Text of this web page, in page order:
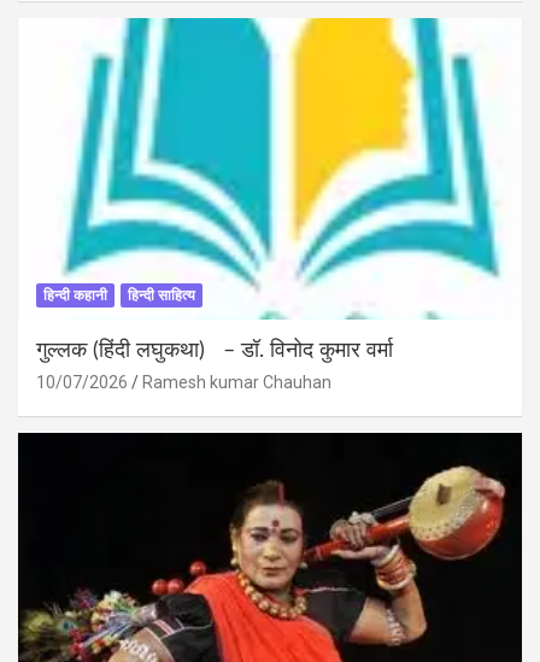
हिन्दी कहानी हिन्दी साहित्य
गुल्लक (हिंदी लघुकथा) – डॉ. विनोद कुमार वर्मा
10/07/2026 Ramesh kumar Chauhan